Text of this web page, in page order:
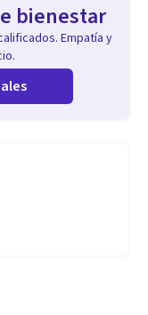
bienestar
Empatía y